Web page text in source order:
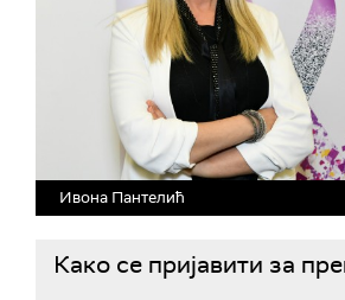
Ивона Пантелић
Како се пријавити за